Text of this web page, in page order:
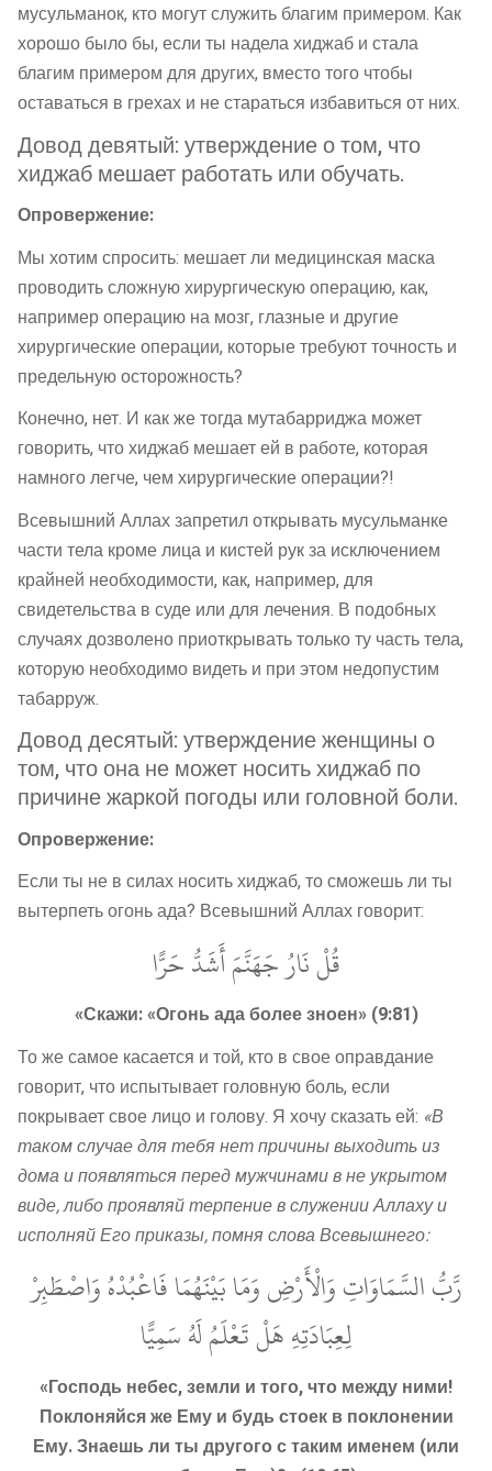
мусульманок, кто могут служить благим примером. Как
хорошо было бы, если ты надела хиджаб и стала
благим примером для других, вместо того чтобы
оставаться в грехах и не стараться избавиться от них.
Довод девятый: утверждение о том, что
хиджаб мешает работать или обучать.
Опровержение:
Мы хотим спросить: мешает ли медицинская маска
проводить сложную хирургическую операцию, как,
например операцию на мозг, глазные и другие
хирургические операции, которые требуют точность и
предельную осторожность?
Конечно, нет. И как же тогда мутабарриджа может
говорить, что хиджаб мешает ей в работе, которая
намного легче, чем хирургические операции?!
Всевышний Аллах запретил открывать мусульманке
части тела кроме лица и кистей рук за исключением
крайней необходимости, как, например, для
свидетельства в суде или для лечения. В подобных
случаях дозволено приоткрывать только ту часть тела,
которую необходимо видеть и при этом недопустим
табарруж.
Довод десятый: утверждение женщины о
том, что она не может носить хиджаб по
причине жаркой погоды или головной боли.
Опровержение:
Если ты не в силах носить хиджаб, то сможешь ли ты
вытерпеть огонь ада? Всевышний Аллах говорит:
قُلْ نَارُ جَهَنَّمَ أَشَدُّ حَرًّا
«Скажи: «Огонь ада более зноен» (9:81)
То же самое касается и той, кто в свое оправдание
говорит, что испытывает головную боль, если
покрывает свое лицо и голову. Я хочу сказать ей: «В
таком случае для тебя нет причины выходить из
дома и появляться перед мужчинами в не укрытом
виде, либо проявляй терпение в служении Аллаху и
исполняй Его приказы, помня слова Всевышнего:
رَّبُّ السَّمَاوَاتِ وَالْأَرْضِ وَمَا بَيْنَهُمَا فَاعْبُدْهُ وَاصْطَبِرْ
لِعِبَادَتِهِ هَلْ تَعْلَمُ لَهُ سَمِيًّا
«Господь небес, земли и того, что между ними!
Поклоняйся же Ему и будь стоек в поклонении
Ему. Знаешь ли ты другого с таким именем (или